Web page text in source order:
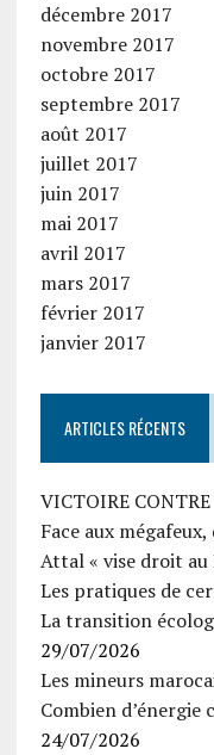
décembre 2017
novembre 2017
octobre 2017
septembre 2017
août 2017
juillet 2017
juin 2017
mai 2017
avril 2017
mars 2017
février 2017
janvier 2017
ARTICLES RÉCENTS
VICTOIRE
Face aux mégafeux,
Attal « vise droit au
Les pratiques de
La transition
29/07/2026
Les mineurs
Combien d’énergie
24/07/2026